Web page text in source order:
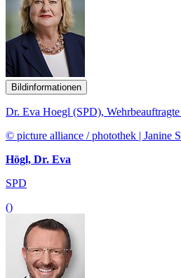
Bildinformationen
Dr. Eva Hoegl (SPD),
© picture alliance / photothek | Janine
Högl, Dr. Eva
SPD
()